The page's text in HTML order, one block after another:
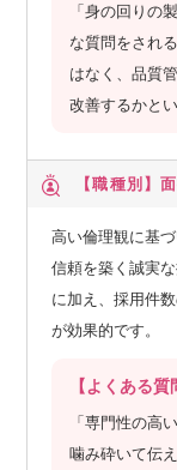
「身の回りの
な質問をされ
はなく、品質
改善するかと
【職種別】
高い倫理観に基
信頼を築く誠実
に加え、採用件
が効果的です。
【よくある質
「専門性の高
噛み砕いて伝